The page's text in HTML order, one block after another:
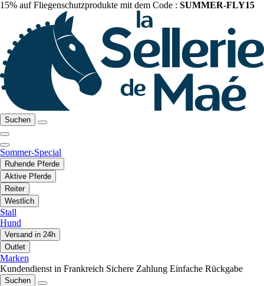
15% auf Fliegenschutzprodukte mit dem Code : SUMMER-FLY15
Suchen
Sommer-Special
Ruhende Pferde
Aktive Pferde
Reiter
Westlich
Stall
Hund
Versand in 24h
Outlet
Marken
Kundendienst in Frankreich Sichere Zahlung Einfache Rückgabe
Suchen